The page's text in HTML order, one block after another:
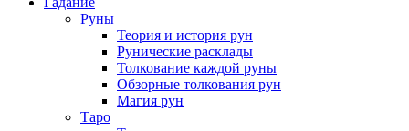
Руны
Теория и история рун
Рунические расклады
Толкование каждой руны
Обзорные толкования рун
Магия рун
Таро